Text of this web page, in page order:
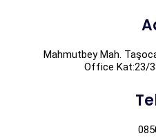
Mahmutbey Mah.
Office Kat:23/